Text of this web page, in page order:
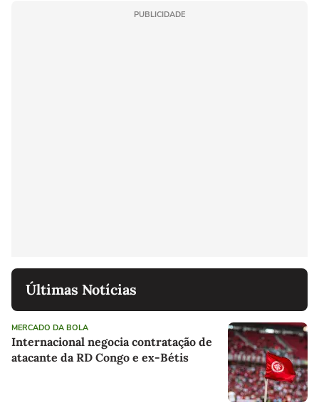
PUBLICIDADE
Últimas Notícias
MERCADO DA BOLA
Internacional negocia contratação de
atacante da RD Congo e ex-Bétis